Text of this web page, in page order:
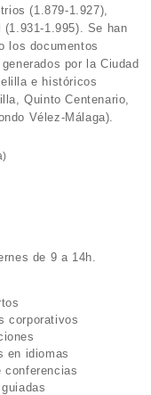
(1.879-1.927),
1.995). Se han
los documentos
por la Ciudad
e históricos
Quinto Centenario,
Vélez-Málaga).
de 9 a 14h.
corporativos
en idiomas
conferencias